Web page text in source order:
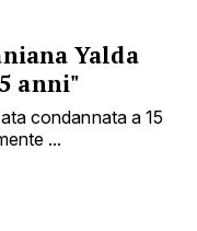
Yalda
anni"
condannata a 15
...